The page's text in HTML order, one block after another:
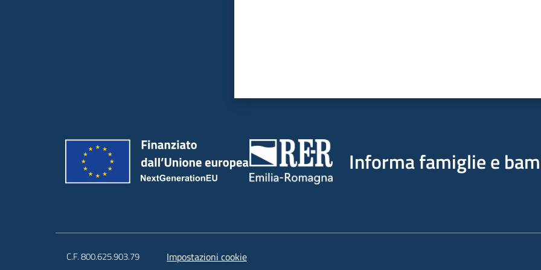
Informa famiglie e
C.F. 800.625.903.79 Impostazioni cookie